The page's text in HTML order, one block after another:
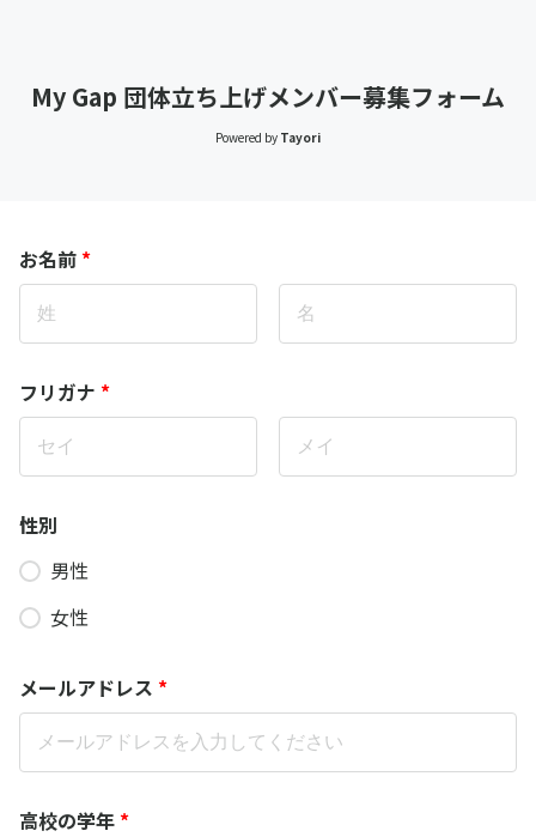
My Gap 団体立ち上げメンバー募集フォーム
Powered by Tayori
お名前 *
フリガナ *
性別
男性
女性
メールアドレス *
高校の学年 *